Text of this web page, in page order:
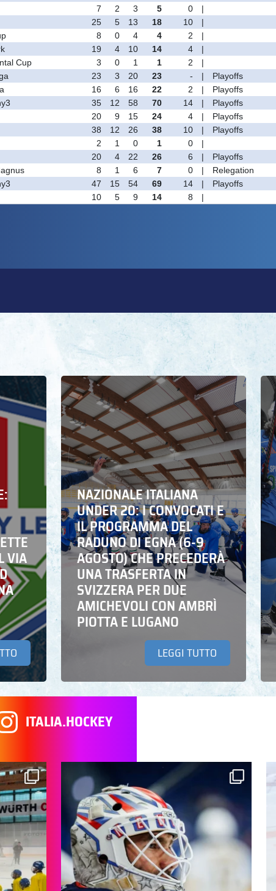
VIA
NAZIONALE ITALIANA
UNDER 20: I CONVOCATI E
IL PROGRAMMA DEL
RADUNO DI EGNA (6-9
AGOSTO) CHE PRECEDERÀ
UNA TRASFERTA IN
SVIZZERA PER DUE
AMICHEVOLI CON AMBRÌ
PIOTTA E LUGANO
LEGGI TUTTO
ITALIA.HOCKEY